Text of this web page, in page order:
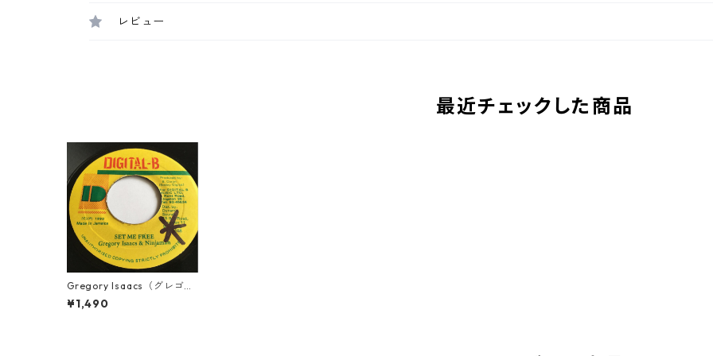
レビュー
最近チェックした商品
Gregory Isaacs（グレゴリ
ーアイザックス） & NInjam
an（ニンジャマン） - Set
¥1,490